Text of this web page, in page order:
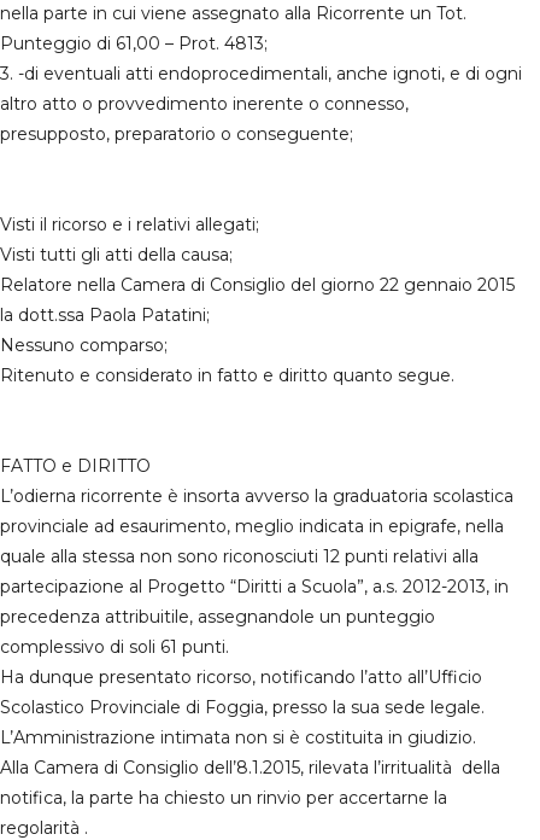
nella parte in cui viene assegnato alla Ricorrente un Tot.
Punteggio di 61,00 – Prot. 4813;
3. -di eventuali atti endoprocedimentali, anche ignoti, e di ogni
altro atto o provvedimento inerente o connesso,
presupposto, preparatorio o conseguente;
Visti il ricorso e i relativi allegati;
Visti tutti gli atti della causa;
Relatore nella Camera di Consiglio del giorno 22 gennaio 2015
la dott.ssa Paola Patatini;
Nessuno comparso;
Ritenuto e considerato in fatto e diritto quanto segue.
FATTO e DIRITTO
L’odierna ricorrente è insorta avverso la graduatoria scolastica
provinciale ad esaurimento, meglio indicata in epigrafe, nella
quale alla stessa non sono riconosciuti 12 punti relativi alla
partecipazione al Progetto “Diritti a Scuola”, a.s. 2012-2013, in
precedenza attribuitile, assegnandole un punteggio
complessivo di soli 61 punti.
Ha dunque presentato ricorso, notificando l’atto all’Ufficio
Scolastico Provinciale di Foggia, presso la sua sede legale.
L’Amministrazione intimata non si è costituita in giudizio.
Alla Camera di Consiglio dell’8.1.2015, rilevata l’irritualità della
notifica, la parte ha chiesto un rinvio per accertarne la
regolarità .